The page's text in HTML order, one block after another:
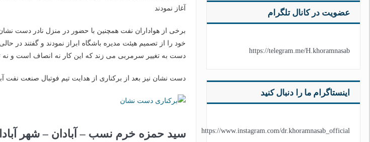
آغاز نمودند
برخی از هواداران نفت همچنین با حضور در منزل نادر دست
خود را از تصمیم هیئت مدیره باشگاه ابراز نمودند و گفتند در
دست به تغییر سرمربی می زند که این کار نه انصاف است و نه
دست نشان نیز بعد از برکناری از هدایت تیم فوتبال صنعت نفت
سید حمزه خرم نسب – آبادان –شهر
عضویت در کانال تلگرام
https://telegram.me/H.khoramnasab
اینستاگرام ما را دنبال کنید
https://www.instagram.com/dr.khoramnasab_official